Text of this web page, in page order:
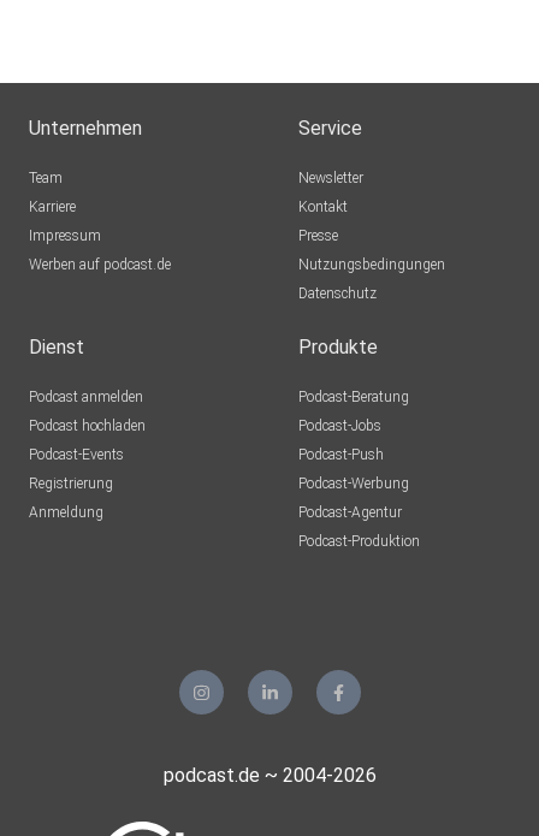
Unternehmen
Team
Karriere
Impressum
Werben auf podcast.de
Service
Newsletter
Kontakt
Presse
Nutzungsbedingungen
Datenschutz
Dienst
Podcast anmelden
Podcast hochladen
Podcast-Events
Registrierung
Anmeldung
Produkte
Podcast-Beratung
Podcast-Jobs
Podcast-Push
Podcast-Werbung
Podcast-Agentur
Podcast-Produktion
podcast.de ~ 2004-2026